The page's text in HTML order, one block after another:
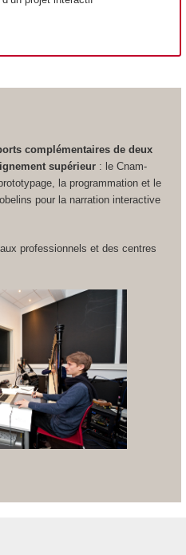
complémentaires de deux
supérieur: le Cnam-
la programmation et le
pour la narration interactive
professionnels et des centres